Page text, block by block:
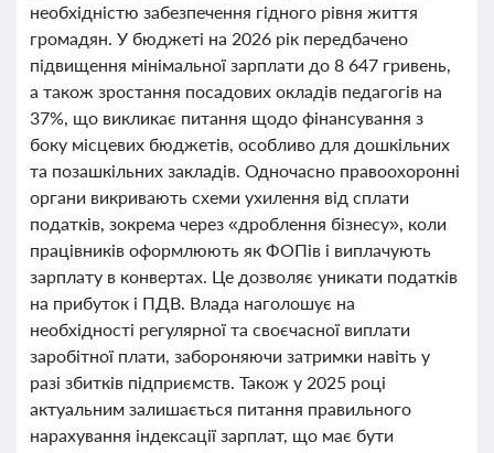
необхідністю забезпечення гідного рівня життя
громадян. У бюджеті на 2026 рік передбачено
підвищення мінімальної зарплати до 8 647 гривень,
а також зростання посадових окладів педагогів на
37%, що викликає питання щодо фінансування з
боку місцевих бюджетів, особливо для дошкільних
та позашкільних закладів. Одночасно правоохоронні
органи викривають схеми ухилення від сплати
податків, зокрема через «дроблення бізнесу», коли
працівників оформлюють як ФОПів і виплачують
зарплату в конвертах. Це дозволяє уникати податків
на прибуток і ПДВ. Влада наголошує на
необхідності регулярної та своєчасної виплати
заробітної плати, забороняючи затримки навіть у
разі збитків підприємств. Також у 2025 році
актуальним залишається питання правильного
нарахування індексації зарплат, що має бути